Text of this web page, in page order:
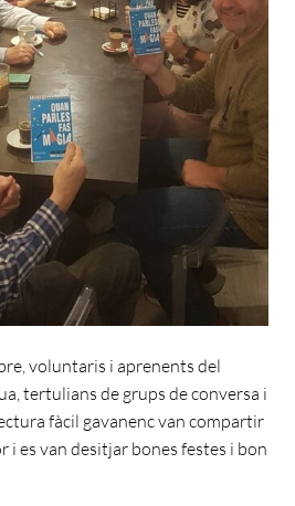
voluntaris i aprenents del
tertulians de grups de conversa i
fàcil gavanenc van compartir
i es van desitjar bones festes i bon